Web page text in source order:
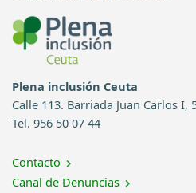
Plena inclusión Ceuta
Calle 113. Barriada Juan Carlos I,
Tel. 956 50 07 44
Contacto
Canal de Denuncias